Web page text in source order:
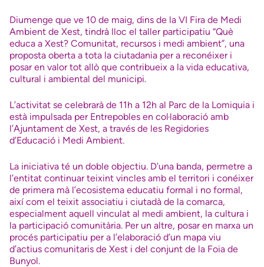
Diumenge que ve 10 de maig, dins de la VI Fira de Medi
Ambient de Xest, tindrà lloc el taller participatiu “Què
educa a Xest? Comunitat, recursos i medi ambient”, una
proposta oberta a tota la ciutadania per a reconéixer i
posar en valor tot allò que contribueix a la vida educativa,
cultural i ambiental del municipi.
L’activitat se celebrarà de 11h a 12h al Parc de la Lomiquia i
està impulsada per Entrepobles en col·laboració amb
l’Ajuntament de Xest, a través de les Regidories
d’Educació i Medi Ambient.
La iniciativa té un doble objectiu. D’una banda, permetre a
l’entitat continuar teixint vincles amb el territori i conéixer
de primera mà l’ecosistema educatiu formal i no formal,
així com el teixit associatiu i ciutadà de la comarca,
especialment aquell vinculat al medi ambient, la cultura i
la participació comunitària. Per un altre, posar en marxa un
procés participatiu per a l’elaboració d’un mapa viu
d’actius comunitaris de Xest i del conjunt de la Foia de
Bunyol.